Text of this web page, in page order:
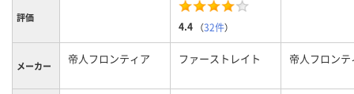
評価
4.4 （32件）
メーカー 帝人フロンティア ファーストレイト 帝人フロンテ